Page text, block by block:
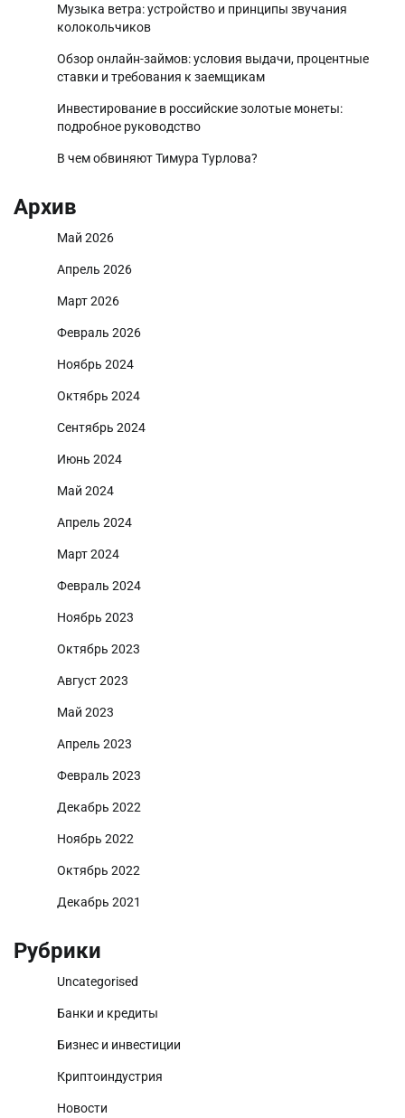
Музыка ветра: устройство и принципы звучания
колокольчиков
Обзор онлайн-займов: условия выдачи, процентные
ставки и требования к заемщикам
Инвестирование в российские золотые монеты:
подробное руководство
В чем обвиняют Тимура Турлова?
Архив
Май 2026
Апрель 2026
Март 2026
Февраль 2026
Ноябрь 2024
Октябрь 2024
Сентябрь 2024
Июнь 2024
Май 2024
Апрель 2024
Март 2024
Февраль 2024
Ноябрь 2023
Октябрь 2023
Август 2023
Май 2023
Апрель 2023
Февраль 2023
Декабрь 2022
Ноябрь 2022
Октябрь 2022
Декабрь 2021
Рубрики
Uncategorised
Банки и кредиты
Бизнес и инвестиции
Криптоиндустрия
Новости